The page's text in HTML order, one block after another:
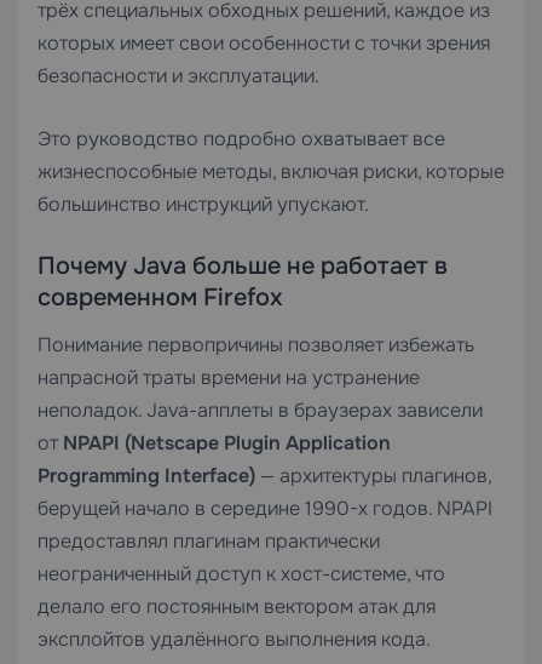
трёх специальных обходных решений, каждое из
которых имеет свои особенности с точки зрения
безопасности и эксплуатации.
Это руководство подробно охватывает все
жизнеспособные методы, включая риски, которые
большинство инструкций упускают.
Почему Java больше не работает в
современном Firefox
Понимание первопричины позволяет избежать
напрасной траты времени на устранение
неполадок. Java-апплеты в браузерах зависели
от NPAPI (Netscape Plugin Application
Programming Interface) — архитектуры плагинов,
берущей начало в середине 1990-х годов. NPAPI
предоставлял плагинам практически
неограниченный доступ к хост-системе, что
делало его постоянным вектором атак для
эксплойтов удалённого выполнения кода.